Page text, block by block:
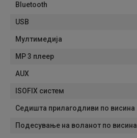
Bluetooth
USB
Мултимедија
MP 3 плеер
AUX
ISOFIX систем
Седишта прилагодливи по висина
Подесување на воланот по висина